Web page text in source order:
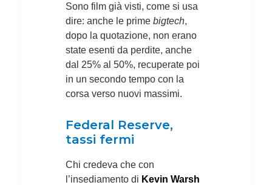
Sono film già visti, come si usa
dire: anche le prime bigtech,
dopo la quotazione, non erano
state esenti da perdite, anche
dal 25% al 50%, recuperate poi
in un secondo tempo con la
corsa verso nuovi massimi.
Federal Reserve,
tassi fermi
Chi credeva che con
l’insediamento di Kevin Warsh